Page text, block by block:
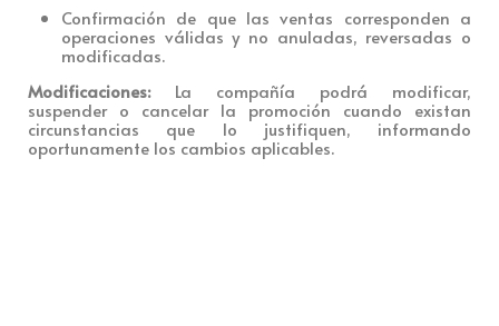
Confirmación de que las ventas corresponden a
operaciones válidas y no anuladas, reversadas o
modificadas.
Modificaciones:
La compañía podrá modificar,
suspender o cancelar la promoción cuando existan
circunstancias que lo justifiquen, informando
oportunamente los cambios aplicables.